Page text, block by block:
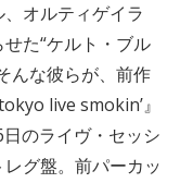
オルティゲイラ
た“ケルト・ブル
んな彼らが、前作
live smokin’』
のライヴ・セッシ
グ盤。前パーカッ